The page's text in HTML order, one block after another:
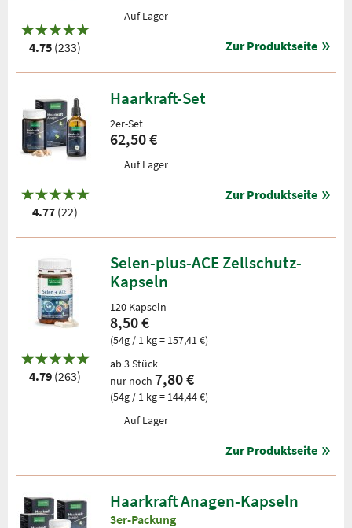
4.75 (233)
Auf Lager
Zur Produktseite
4.77 (22)
Haarkraft-Set
2er-Set
62,50 €
Auf Lager
Zur Produktseite
4.79 (263)
Selen-plus-ACE Zellschutz-
Kapseln
120 Kapseln
8,50 €
(54g / 1 kg = 157,41 €)
ab 3 Stück
nur noch 7,80 €
(54g / 1 kg = 144,44 €)
Auf Lager
Zur Produktseite
Haarkraft Anagen-Kapseln
3er-Packung